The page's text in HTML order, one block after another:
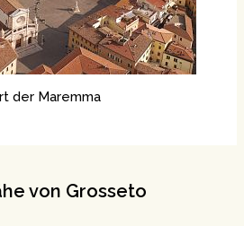
der Maremma
von Grosseto